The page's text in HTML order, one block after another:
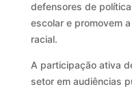
defensores de
escolar e promovem
racial.
A participação ativa
setor em audiências